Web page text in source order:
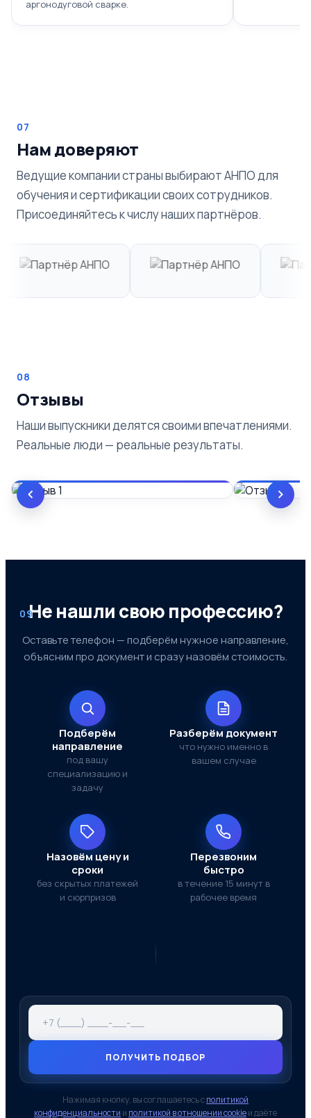
аргонодуговой сварке.
07
Нам доверяют
Ведущие компании страны выбирают АНПО для
обучения и сертификации своих сотрудников.
Присоединяйтесь к числу наших партнёров.
08
Отзывы
Наши выпускники делятся своими впечатлениями.
Реальные люди — реальные результаты.
09Не нашли свою профессию?
Оставьте телефон — подберём нужное направление,
объясним про документ и сразу назовём стоимость.
Подберём
направление
под вашу
специализацию и
задачу
Разберём документ
что нужно именно в
вашем случае
Назовём цену и
сроки
без скрытых платежей
и сюрпризов
Перезвоним
быстро
в течение 15 минут в
рабочее время
ПОЛУЧИТЬ ПОДБОР
Нажимая кнопку, вы соглашаетесь сполитикой
конфиденциальности и политикой в отношении cookieи даёте